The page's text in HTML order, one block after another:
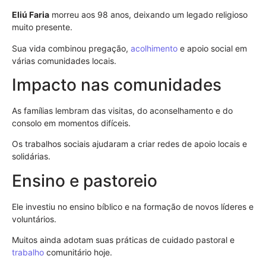
Eliú Faria morreu aos 98 anos, deixando um legado religioso
muito presente.
Sua vida combinou pregação, acolhimento e apoio social em
várias comunidades locais.
Impacto nas comunidades
As famílias lembram das visitas, do aconselhamento e do
consolo em momentos difíceis.
Os trabalhos sociais ajudaram a criar redes de apoio locais e
solidárias.
Ensino e pastoreio
Ele investiu no ensino bíblico e na formação de novos líderes e
voluntários.
Muitos ainda adotam suas práticas de cuidado pastoral e
trabalho comunitário hoje.